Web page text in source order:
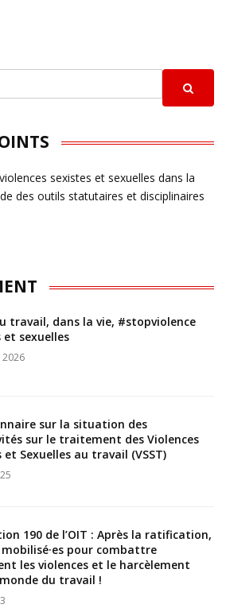
sexistes et sexuelles dans la
des outils statutaires et disciplinaires
travail, dans la vie, #stopviolence
et sexuelles
sur la situation des
sur le traitement des Violences
et Sexuelles au travail (VSST)
190 de l’OIT : Après la ratification,
pour combattre
les violences et le harcèlement
du travail !